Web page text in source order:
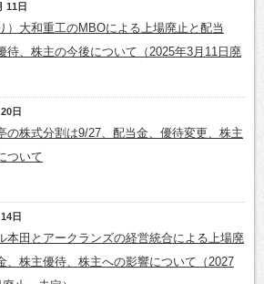
11日
）大和重工のMBOによる上場廃止と配当
待、株主の今後について（2025年3月11日廃
日
の株式分割は9/27、配当金、優待変更、株主
ついて
日
本田とアークランズの経営統合による上場廃
、株主優待、株主への影響について（2027